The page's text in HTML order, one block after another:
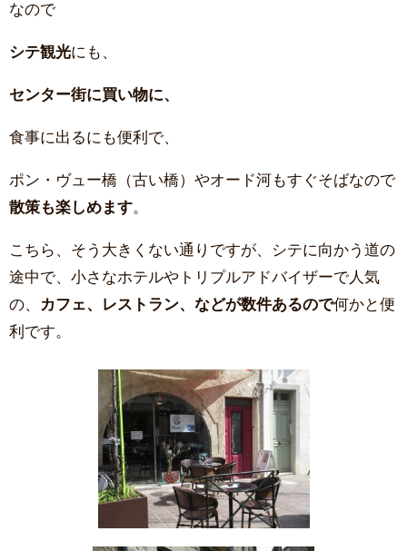
なので
シテ観光にも、
センター街に買い物に、
食事に出るにも便利で、
ポン・ヴュー橋（古い橋）やオード河もすぐそばなので
散策も楽しめます
こちら、そう大きくない通りですが、シテに向かう道の
途中で、小さなホテルやトリプルアドバイザーで人気
の、
カフェ、レストラン、などが数件あるので何かと便
利です。